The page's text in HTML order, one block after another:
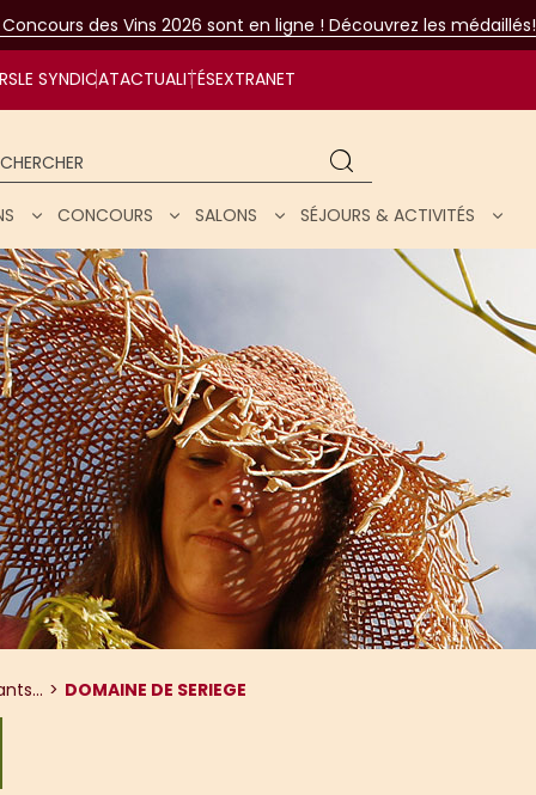
Concours des Vins 2026 sont en ligne ! Découvrez les médaillés!
LE SYNDICATACTUALITÉSEXTRANET
vins
Chercher
CONCOURS SALONS SÉJOURS & ACTIVITÉS
DOMAINE DE SERIEGE